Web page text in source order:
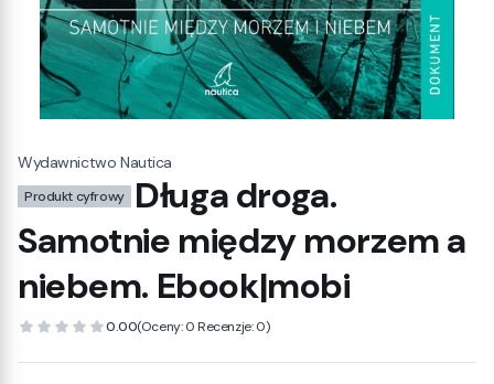
Wydawnictwo Nautica
Produkt cyfrowy
Długa droga.
Samotnie między morzem a
niebem. Ebook|mobi
0.00(Oceny: 0 Recenzje: 0)